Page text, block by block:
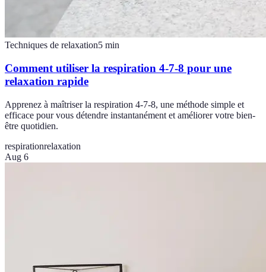
Techniques de relaxation5 min
Comment utiliser la respiration 4-7-8 pour une
relaxation rapide
Apprenez à maîtriser la respiration 4-7-8, une méthode simple et
efficace pour vous détendre instantanément et améliorer votre bien-
être quotidien.
respirationrelaxation
Aug 6